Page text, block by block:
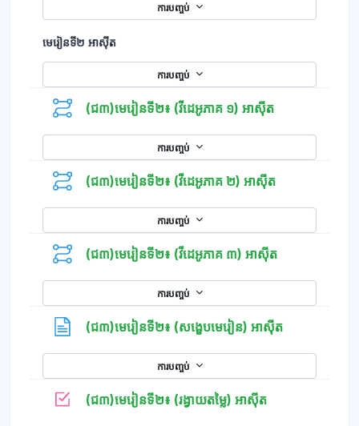
ការបញ្ចប់
ការបញ្ចប់
មេរៀនទី២ អាស៊ីត
(ជ៣)មេរៀនទី២៖ (វីដេអូភាគ ១) អាស៊ីត
ការបញ្ចប់
(ជ៣)មេរៀនទី២៖ (វីដេអូភាគ ២) អាស៊ីត
ការបញ្ចប់
(ជ៣)មេរៀនទី២៖ (វីដេអូភាគ ៣) អាស៊ីត
ការបញ្ចប់
(ជ៣)មេរៀនទី២៖ (សង្ខេបមេរៀន) អាស៊ីតទំព័រ
ការបញ្ចប់
(ជ៣)មេរៀនទី២៖ (រង្វាយតម្លៃ) អាស៊ីតកម្រងសំណួរ